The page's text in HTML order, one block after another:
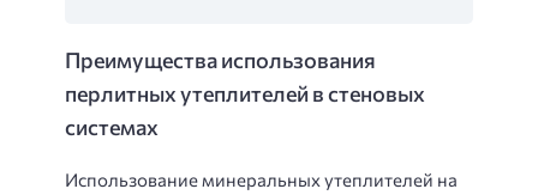
Преимущества использования
перлитных утеплителей в стеновых
системах
Использование минеральных утеплителей на